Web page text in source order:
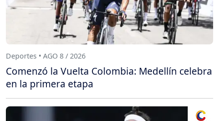
Deportes • AGO 8 / 2026
Comenzó la Vuelta Colombia: Medellín celebra
en la primera etapa